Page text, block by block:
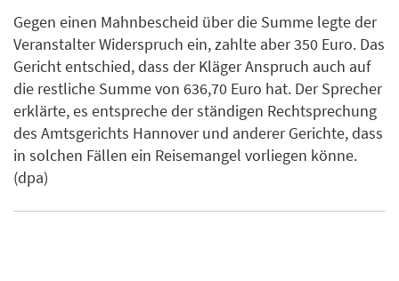
Gegen einen Mahnbescheid über die Summe legte der
Veranstalter Widerspruch ein, zahlte aber 350 Euro. Das
Gericht entschied, dass der Kläger Anspruch auch auf
die restliche Summe von 636,70 Euro hat. Der Sprecher
erklärte, es entspreche der ständigen Rechtsprechung
des Amtsgerichts Hannover und anderer Gerichte, dass
in solchen Fällen ein Reisemangel vorliegen könne.
(dpa)